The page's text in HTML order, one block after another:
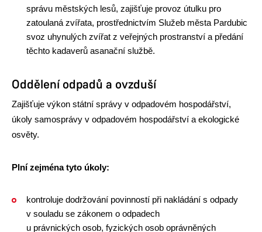
správu městských lesů, zajišťuje provoz útulku pro
zatoulaná zvířata, prostřednictvím Služeb města Pardubic
svoz uhynulých zvířat z veřejných prostranství a předání
těchto kadaverů asanační službě.
Oddělení odpadů a ovzduší
Zajišťuje výkon státní správy v odpadovém hospodářství,
úkoly samosprávy v odpadovém hospodářství a ekologické
osvěty.
Plní zejména tyto úkoly:
kontroluje dodržování povinností při nakládání s odpady
v souladu se zákonem o odpadech
u právnických osob, fyzických osob oprávněných